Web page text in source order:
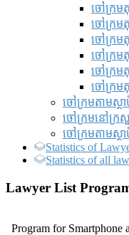
ចៅក្រមតុ
ចៅក្រមតុ
ចៅក្រម
ចៅក្រមតុ
ចៅក្រម
ចៅក្រមតុ
ចៅក្រមតាមស្ថ
ចៅក្រមនៅក្រ
ចៅក្រមតាមស្ថ
Statistics of
Statistics of all
Lawyer List
Program for Smartphone